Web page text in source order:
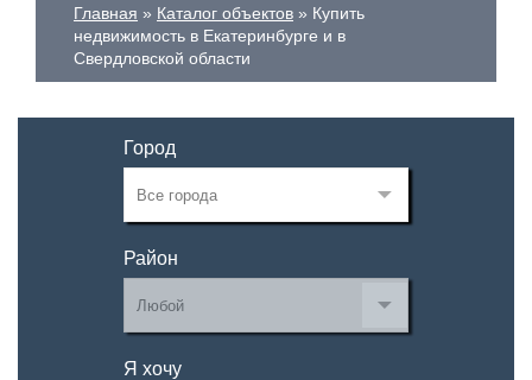
Главная Каталог объектов
Купить
недвижимость в Екатеринбурге и в
Свердловской области
Город
Район
Я хочу